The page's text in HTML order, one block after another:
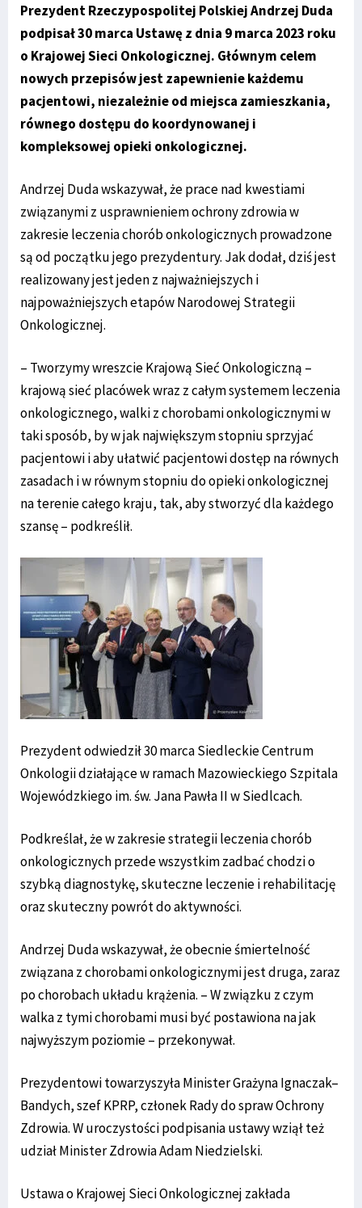
Prezydent Rzeczypospolitej Polskiej Andrzej Duda
podpisał 30 marca Ustawę z dnia 9 marca 2023 roku
o Krajowej Sieci Onkologicznej. Głównym celem
nowych przepisów jest zapewnienie każdemu
pacjentowi, niezależnie od miejsca zamieszkania,
równego dostępu do koordynowanej i
kompleksowej opieki onkologicznej.
Andrzej Duda wskazywał, że prace nad kwestiami
związanymi z usprawnieniem ochrony zdrowia w
zakresie leczenia chorób onkologicznych prowadzone
są od początku jego prezydentury. Jak dodał, dziś jest
realizowany jest jeden z najważniejszych i
najpoważniejszych etapów Narodowej Strategii
Onkologicznej.
– Tworzymy wreszcie Krajową Sieć Onkologiczną –
krajową sieć placówek wraz z całym systemem leczenia
onkologicznego, walki z chorobami onkologicznymi w
taki sposób, by w jak największym stopniu sprzyjać
pacjentowi i aby ułatwić pacjentowi dostęp na równych
zasadach i w równym stopniu do opieki onkologicznej
na terenie całego kraju, tak, aby stworzyć dla każdego
szansę – podkreślił.
Prezydent odwiedził 30 marca Siedleckie Centrum
Onkologii działające w ramach Mazowieckiego Szpitala
Wojewódzkiego im. św. Jana Pawła II w Siedlcach.
Podkreślał, że w zakresie strategii leczenia chorób
onkologicznych przede wszystkim zadbać chodzi o
szybką diagnostykę, skuteczne leczenie i rehabilitację
oraz skuteczny powrót do aktywności.
Andrzej Duda wskazywał, że obecnie śmiertelność
związana z chorobami onkologicznymi jest druga, zaraz
po chorobach układu krążenia. – W związku z czym
walka z tymi chorobami musi być postawiona na jak
najwyższym poziomie – przekonywał.
Prezydentowi towarzyszyła Minister Grażyna Ignaczak–
Bandych, szef KPRP, członek Rady do spraw Ochrony
Zdrowia. W uroczystości podpisania ustawy wziął też
udział Minister Zdrowia Adam Niedzielski.
Ustawa o Krajowej Sieci Onkologicznej zakłada